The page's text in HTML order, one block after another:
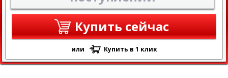
Купить сейчас
или Купить в 1 клик